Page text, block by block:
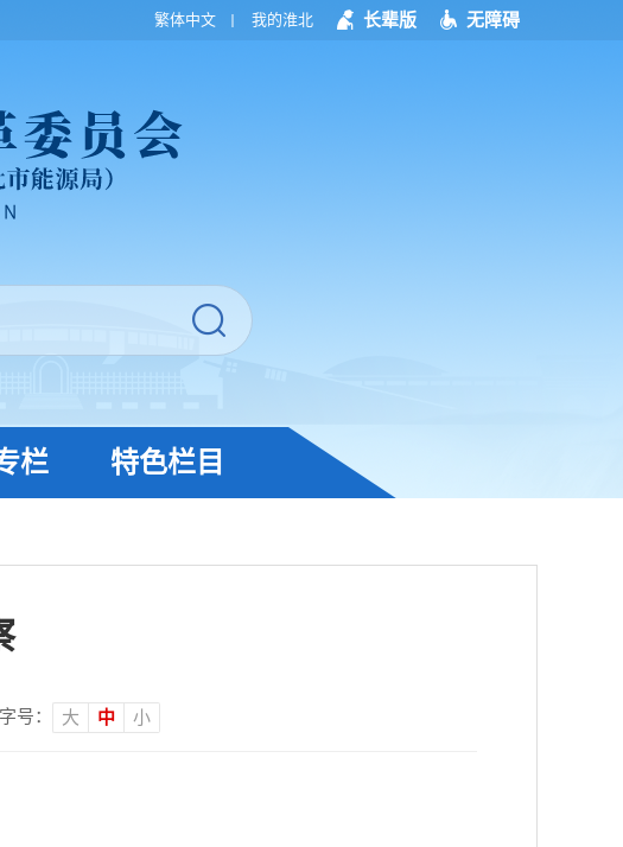
繁体中文 我的淮北 长辈版 无障碍
栏 特色栏目
字号： 大 中 小